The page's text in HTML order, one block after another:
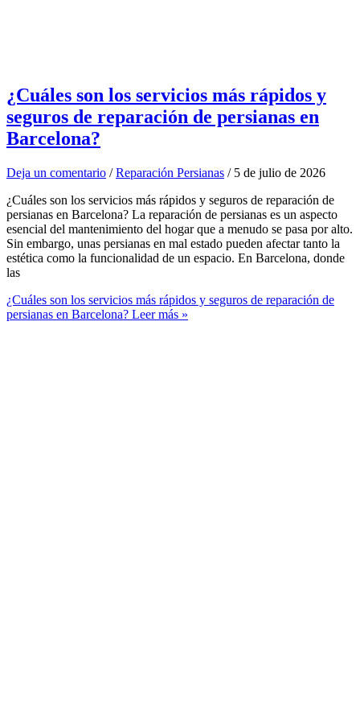
¿Cuáles son los servicios más rápidos y
seguros de reparación de persianas en
Barcelona?
Deja un comentario /Reparación Persianas / 5 de julio de 2026
¿Cuáles son los servicios más rápidos y seguros de reparación de
persianas en Barcelona? La reparación de persianas es un aspecto
esencial del mantenimiento del hogar que a menudo se pasa por alto.
Sin embargo, unas persianas en mal estado pueden afectar tanto la
estética como la funcionalidad de un espacio. En Barcelona, donde
las
¿Cuáles son los servicios más rápidos y seguros de reparación de
persianas en Barcelona? Leer más »